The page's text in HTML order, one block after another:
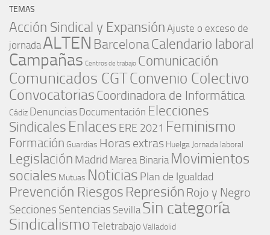
TEMAS
Acción Sindical y Expansión Ajuste o exceso de
jornada ALTEN BarcelonaCalendario laboral
Campañas Centros de trabajo Comunicación
Comunicados CGTConvenio Colectivo
Convocatorias Coordinadora de Informática
Cádiz Denuncias Documentación Elecciones
Sindicales Enlaces ERE 2021 Feminismo
Formación Guardias Horas extras Huelga Jornada laboral
Legislación Madrid Marea Binaria Movimientos
sociales Mutuas Noticias Plan de Igualdad
Prevención Riesgos Represión Rojo y Negro
Secciones Sentencias Sevilla Sin categoría
Sindicalismo Teletrabajo Valladolid